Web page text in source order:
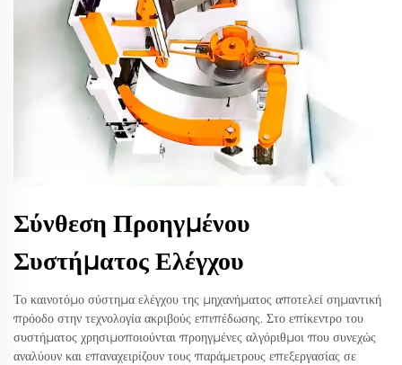
Σύνθεση Προηγμένου
Συστήματος Ελέγχου
Το καινοτόμο σύστημα ελέγχου της μηχανήματος αποτελεί σημαντική
πρόοδο στην τεχνολογία ακριβούς επιπέδωσης. Στο επίκεντρο του
συστήματος χρησιμοποιούνται προηγμένες αλγόριθμοι που συνεχώς
αναλύουν και επαναχειρίζουν τους παράμετρους επεξεργασίας σε